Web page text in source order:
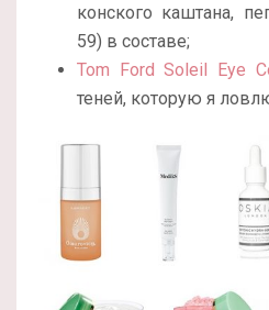
конского каштана,
59) в составе;
Tom Ford Soleil Eye
теней, которую я